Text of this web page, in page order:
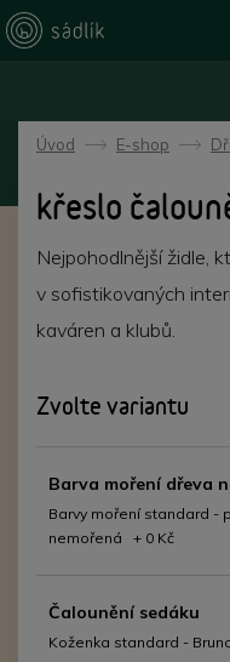
Úvod
->
E-shop
->
křeslo
Nejpohodlnější židle,
v sofistikovaných
kaváren a klubů.
Zvolte variantu
Barva moření dřeva
Barvy moření standard -
nemořená + 0 Kč
Čalounění sedáku
Koženka standard -